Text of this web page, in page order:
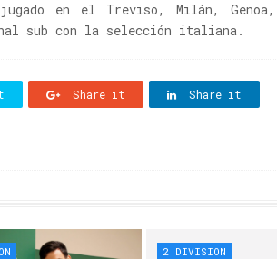
en el Treviso, Milán, Genoa,
sub con la selección italiana.
Share it Share it
2 DIVISION